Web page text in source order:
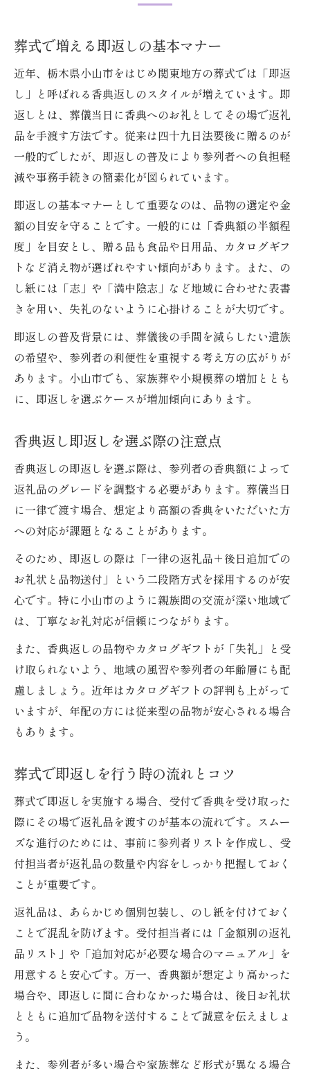
葬式で増える即返しの基本マナー
近年、栃木県小山市をはじめ関東地方の葬式では「即返
し」と呼ばれる香典返しのスタイルが増えています。即
返しとは、葬儀当日に香典へのお礼としてその場で返礼
品を手渡す方法です。従来は四十九日法要後に贈るのが
一般的でしたが、即返しの普及により参列者への負担軽
減や事務手続きの簡素化が図られています。
即返しの基本マナーとして重要なのは、品物の選定や金
額の目安を守ることです。一般的には「香典額の半額程
度」を目安とし、贈る品も食品や日用品、カタログギフ
トなど消え物が選ばれやすい傾向があります。また、の
し紙には「志」や「満中陰志」など地域に合わせた表書
きを用い、失礼のないように心掛けることが大切です。
即返しの普及背景には、葬儀後の手間を減らしたい遺族
の希望や、参列者の利便性を重視する考え方の広がりが
あります。小山市でも、家族葬や小規模葬の増加ととも
に、即返しを選ぶケースが増加傾向にあります。
香典返し即返しを選ぶ際の注意点
香典返しの即返しを選ぶ際は、参列者の香典額によって
返礼品のグレードを調整する必要があります。葬儀当日
に一律で渡す場合、想定より高額の香典をいただいた方
への対応が課題となることがあります。
そのため、即返しの際は「一律の返礼品＋後日追加での
お礼状と品物送付」という二段階方式を採用するのが安
心です。特に小山市のように親族間の交流が深い地域で
は、丁寧なお礼対応が信頼につながります。
また、香典返しの品物やカタログギフトが「失礼」と受
け取られないよう、地域の風習や参列者の年齢層にも配
慮しましょう。近年はカタログギフトの評判も上がって
いますが、年配の方には従来型の品物が安心される場合
もあります。
葬式で即返しを行う時の流れとコツ
葬式で即返しを実施する場合、受付で香典を受け取った
際にその場で返礼品を渡すのが基本の流れです。スムー
ズな進行のためには、事前に参列者リストを作成し、受
付担当者が返礼品の数量や内容をしっかり把握しておく
ことが重要です。
返礼品は、あらかじめ個別包装し、のし紙を付けておく
ことで混乱を防げます。受付担当者には「金額別の返礼
品リスト」や「追加対応が必要な場合のマニュアル」を
用意すると安心です。万一、香典額が想定より高かった
場合や、即返しに間に合わなかった場合は、後日お礼状
とともに追加で品物を送付することで誠意を伝えましょ
う。
また、参列者が多い場合や家族葬など形式が異なる場合